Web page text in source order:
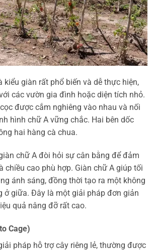
kiểu giàn rất phổ biến và dễ thực hiện,
các vườn gia đình hoặc diện tích nhỏ.
được cắm nghiêng vào nhau và nối
hình chữ A vững chắc. Hai bên dốc
hai hàng cà chua.
chữ A đòi hỏi sự cân bằng để đảm
chiều cao phù hợp. Giàn chữ A giúp tối
ánh sáng, đồng thời tạo ra một không
ở giữa. Đây là một giải pháp đơn giản
quả nâng đỡ rất cao.
Cage)
pháp hỗ trợ cây riêng lẻ, thường được